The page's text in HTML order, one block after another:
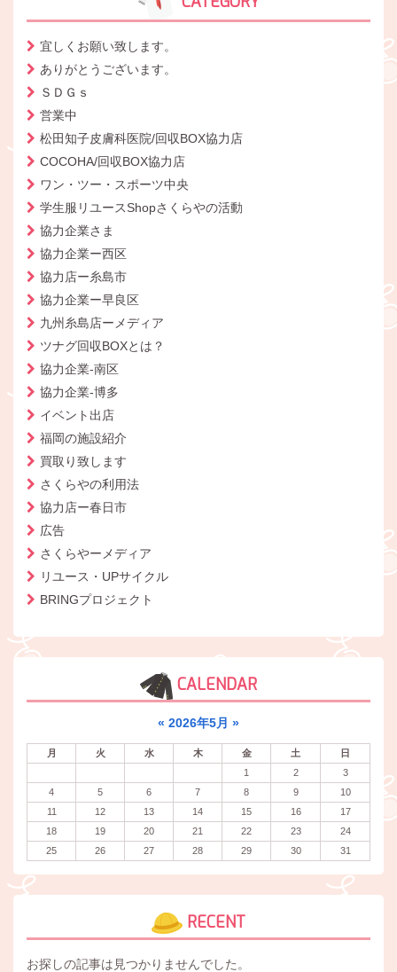
宜しくお願い致します。
ありがとうございます。
ＳＤＧｓ
営業中
松田知子皮膚科医院/回収BOX協力店
COCOHA/回収BOX協力店
ワン・ツー・スポーツ中央
学生服リユースShopさくらやの活動
協力企業さま
協力企業ー西区
協力店ー糸島市
協力企業ー早良区
九州糸島店ーメディア
ツナグ回収BOXとは？
協力企業-南区
協力企業-博多
イベント出店
福岡の施設紹介
買取り致します
さくらやの利用法
協力店ー春日市
広告
さくらやーメディア
リユース・UPサイクル
BRINGプロジェクト
CALENDAR
« 2026年5月 »
月 火 水 木 金 土
日
1
2
3
4
5 6 7 8 9
10
11
12 13 14 15 16
17
18
19 20 21 22 23
24
25
26 27 28 29 30 31
RECENT
お探しの記事は見つかりませんでした。